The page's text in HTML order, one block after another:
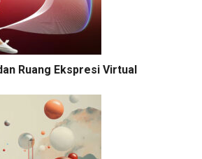
Ruang Ekspresi Virtual